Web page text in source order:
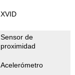
XVID
Sensor de
proximidad
Acelerómetro